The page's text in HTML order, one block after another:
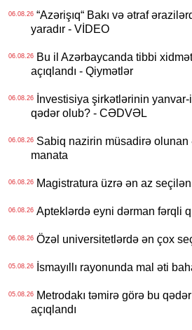
06.08.26“Azərişıq“ Bakı və ətraf
yaradır - VİDEO
06.08.26Bu il Azərbaycanda tibbi
açıqlandı - Qiymətlər
06.08.26İnvestisiya şirkətlərinin yanvar-
qədər olub? - CƏDVƏL
06.08.26Sabiq nazirin müsadirə olunan
manata
06.08.26Magistratura üzrə ən az
06.08.26Apteklərdə eyni dərman fərqli
06.08.26Özəl universitetlərdə ən çox
05.08.26İsmayıllı rayonunda mal əti
05.08.26Metrodakı təmirə görə bu
açıqlandı